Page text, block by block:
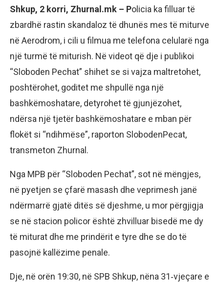
Shkup, 2 korri, Zhurnal.mk – Policia ka filluar të
zbardhë rastin skandaloz të dhunës mes të miturve
në Aerodrom, i cili u filmua me telefona celularë nga
një turmë të miturish. Në videot që dje i publikoi
“Sloboden Pechat” shihet se si vajza maltretohet,
poshtërohet, goditet me shpullë nga një
bashkëmoshatare, detyrohet të gjunjëzohet,
ndërsa një tjetër bashkëmoshatare e mban për
flokët si “ndihmëse”, raporton SlobodenPecat,
transmeton Zhurnal.
Nga MPB për “Sloboden Pechat”, sot në mëngjes,
në pyetjen se çfarë masash dhe veprimesh janë
ndërmarrë gjatë ditës së djeshme, u mor përgjigja
se në stacion policor është zhvilluar bisedë me dy
të miturat dhe me prindërit e tyre dhe se do të
pasojnë kallëzime penale.
Dje, në orën 19:30, në SPB Shkup, nëna 31‑vjeçare e